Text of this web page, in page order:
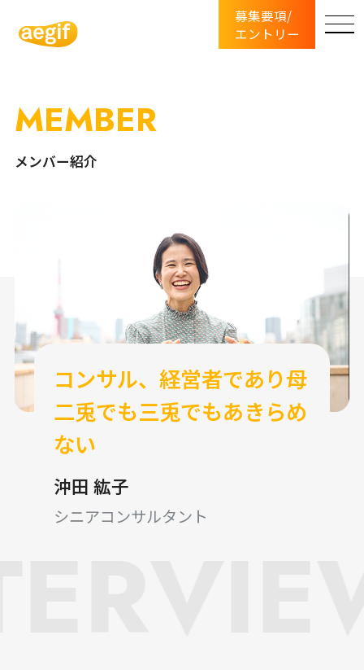
募集要項/
エントリー
MEMBER
メンバー紹介
コンサル、経営者であり母
二兎でも三兎でもあきらめ
ない
沖田 紘子
シニアコンサルタント